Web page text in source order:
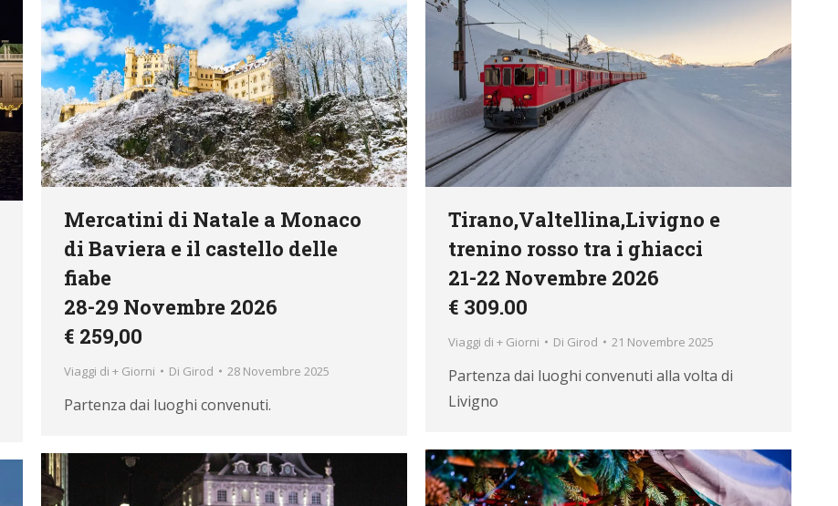
Mercatini di Natale a Monaco
di Baviera e il castello delle
fiabe
28-29 Novembre 2026
€ 259,00
Viaggi di + Giorni Di Girod 28 Novembre 2025
Partenza dai luoghi convenuti.
Tirano,Valtellina,Livigno e
trenino rosso tra i ghiacci
21-22 Novembre 2026
€ 309.00
Viaggi di + Giorni Di Girod 21 Novembre 2025
Partenza dai luoghi convenuti alla volta di
Livigno